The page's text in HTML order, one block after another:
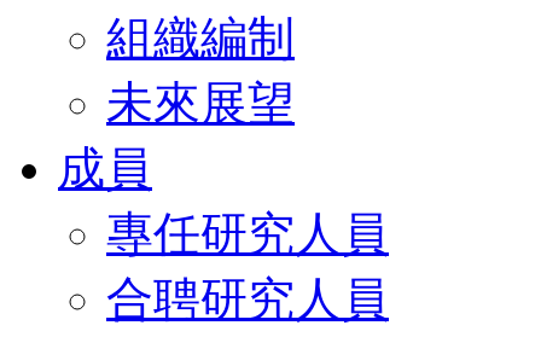
組織編制
未來展望
成員
專任研究人員
合聘研究人員